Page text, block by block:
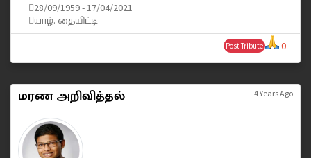
28/09/1959 - 17/04/2021
யாழ். தையிட்டி
0
Post Tribute
மரண அறிவித்தல் 4 Years Ago